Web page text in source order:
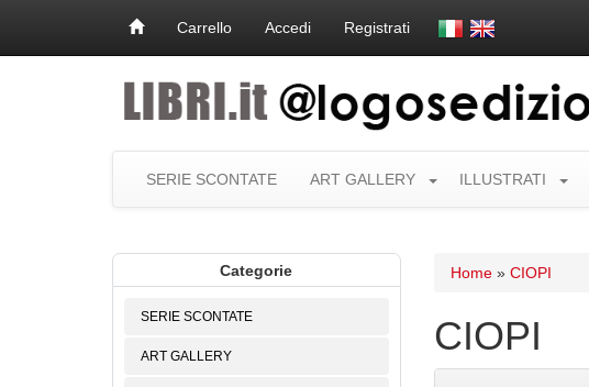
Carrello Accedi Registrati
SERIE SCONTATE ART GALLERY ILLUSTRATI
Categorie
SERIE SCONTATE
ART GALLERY
Home» CIOPI
CIOPI